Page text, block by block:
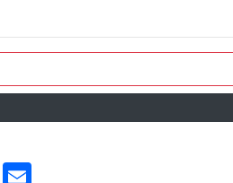
Email